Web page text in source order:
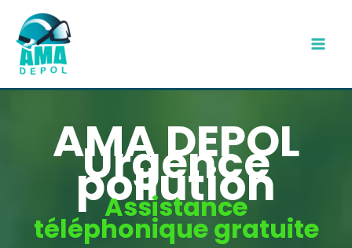
contenu
AMA DEPOL
Urgence
pollution
Assistance
téléphonique gratuite